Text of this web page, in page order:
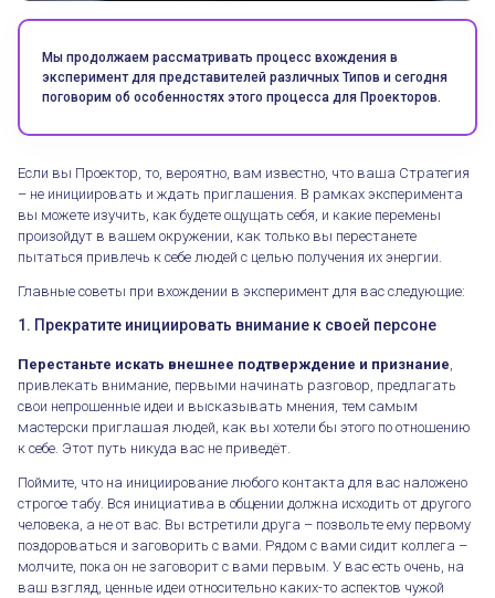
Мы продолжаем рассматривать процесс вхождения в
эксперимент для представителей различных Типов и сегодня
поговорим об особенностях этого процесса для Проекторов.
Если вы Проектор, то, вероятно, вам известно, что ваша Стратегия
– не инициировать и ждать приглашения. В рамках эксперимента
вы можете изучить, как будете ощущать себя, и какие перемены
произойдут в вашем окружении, как только вы перестанете
пытаться привлечь к себе людей с целью получения их энергии.
Главные советы при вхождении в эксперимент для вас следующие:
1. Прекратите инициировать внимание к своей персоне
Перестаньте искать внешнее подтверждение и признание
привлекать внимание, первыми начинать разговор, предлагать
свои непрошенные идеи и высказывать мнения, тем самым
мастерски приглашая людей, как вы хотели бы этого по отношению
к себе. Этот путь никуда вас не приведёт.
Поймите, что на инициирование любого контакта для вас наложено
строгое табу. Вся инициатива в общении должна исходить от другого
человека, а не от вас. Вы встретили друга – позвольте ему первому
поздороваться и заговорить с вами. Рядом с вами сидит коллега –
молчите, пока он не заговорит с вами первым. У вас есть очень, на
ваш взгляд, ценные идеи относительно каких-то аспектов чужой